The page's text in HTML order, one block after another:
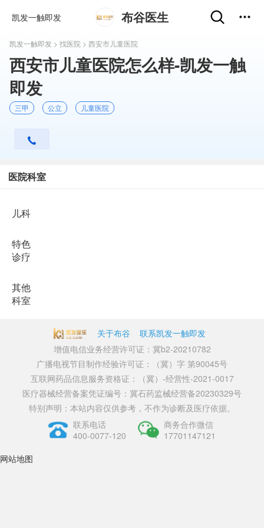
凯发一触即发 布谷医生
凯发一触即发 > 找医院 > 西安市儿童医院
西安市儿童医院怎么样-凯发一触
即发
三甲 公立 儿童医院
医院科室
儿科
特色
诊疗
其他
科室
关于布谷
联系凯发一触即发
增值电信业务经营许可证：冀b2-20210782
广播电视节目制作经验许可证：（冀）字 第90045号
互联网药品信息服务资格证：（冀）-经营性-2021-0017
医疗器械经营备案凭证编号：冀石药监械经营备20230329号
特别声明：本站内容仅供参考，不作为诊断及医疗依据。
联系电话
400-0077-120
商务合作微信
17701147121
网站地图